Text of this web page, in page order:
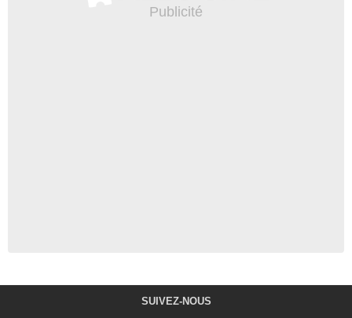
SUIVEZ-NOUS